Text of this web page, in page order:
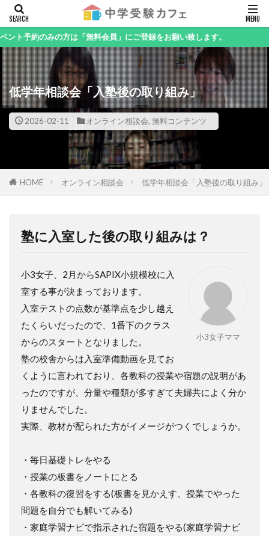
みの方は「無料会員」にご登録をお願い致します。
低学年相談会「入塾後の取り組み」
2026-02-11 オンライン相談会, 無料コンテンツ
HOME オンライン相談会 低学年相談会「入塾後の取り組み」
塾に入室した後の取り組みは？
小3女子ママ
小3女子、2月からSAPIX小規模校に入
室する事が決まっております。
入室テストの点数が基準点を少し越え
たくらいだったので、1番下のクラス
からのスタートとなりました。
塾の校舎からは入室準備動画を見てお
くように言われており、各教科の授業や宿題の説明があ
ったのですが、分量や種類が多すぎて夫婦共によく分か
りませんでした。
実際、教材が配られた方がイメージがつくでしょうか。
・毎日基礎トレをやる
・授業の板書をノートにとる
・各教科の復習をする(板書を見かえす、授業でやった
問題を自分でも解いてみる)
・家庭学習ナビで指示された宿題をやる(家庭学習ナビ
キーワード
カテゴリー
検索